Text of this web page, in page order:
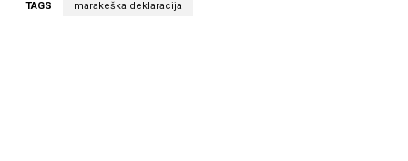
TAGS marakeška deklaracija